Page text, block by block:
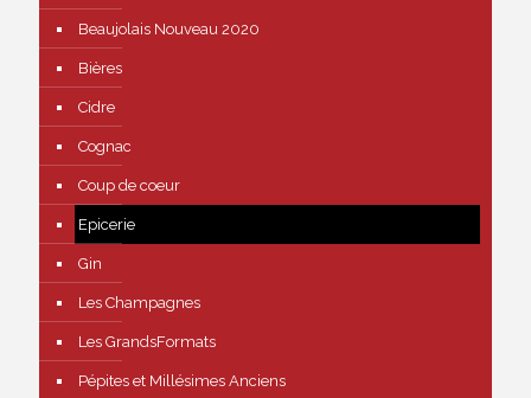
Beaujolais Nouveau 2020
Bières
Cidre
Cognac
Coup de coeur
Epicerie
Gin
Les Champagnes
Les GrandsFormats
Pépites et Millésimes Anciens